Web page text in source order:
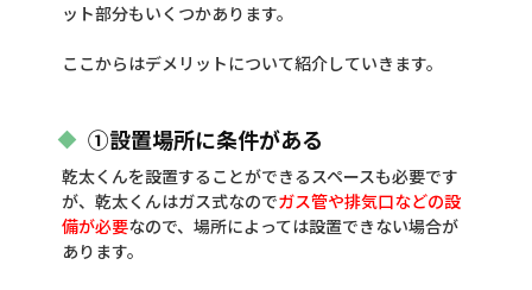
ット部分もいくつかあります。
ここからはデメリットについて紹介していきます。
①設置場所に条件がある
乾太くんを設置することができるスペースも必要です
が、乾太くんはガス式なのでガス管や排気口などの設
備が必要なので、場所によっては設置できない場合が
あります。